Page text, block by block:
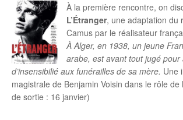
À la première rencontre, on
L’Étranger, une adaptation du
Camus par le réalisateur
À Alger, en 1938, un jeune
arabe, est avant tout jugé
d’insensibilié aux funérailles de sa mère. Une
magistrale de Benjamin Voisin dans le rôle
de sortie : 16 janvier)